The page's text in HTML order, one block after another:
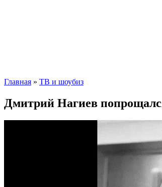
Главная » ТВ и шоубиз
Дмитрий Нагиев